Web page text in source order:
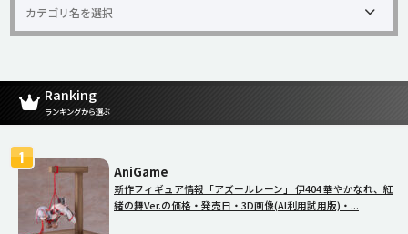
Ranking
ランキングから選ぶ
AniGame
新作フィギュア情報「アズールレーン」 伊404 華やかなれ、紅
緒の舞Ver.の価格・発売日・3D画像(AI利用試用版)・...